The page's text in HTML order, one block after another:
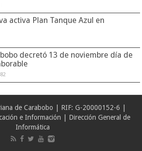
activa Plan Tanque Azul en
decretó 13 de noviembre día de
de Carabobo | RIF: G-20000152-6 |
e Información | Dirección General de
Informática